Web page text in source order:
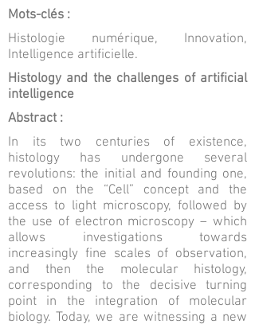
Mots-clés :
Histologie numérique, Innovation,
Intelligence artificielle.
Histology and the challenges of artificial
intelligence
Abstract :
In its two centuries of existence,
histology has undergone several
revolutions: the initial and founding one,
based on the “Cell” concept and the
access to light microscopy, followed by
the use of electron microscopy – which
allows investigations towards
increasingly fine scales of observation,
and then the molecular histology,
corresponding to the decisive turning
point in the integration of molecular
biology. Today, we are witnessing a new